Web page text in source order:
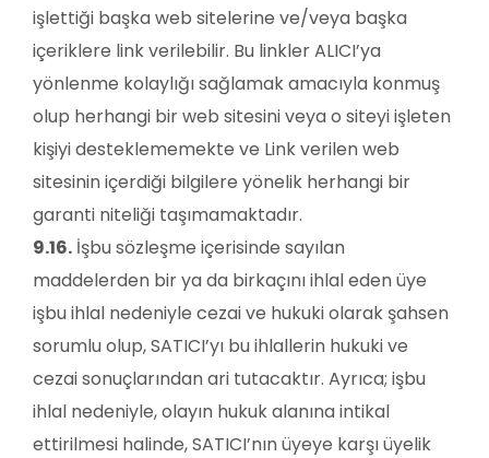
işlettiği başka web sitelerine ve/veya başka
içeriklere link verilebilir. Bu linkler ALICI’ya
yönlenme kolaylığı sağlamak amacıyla konmuş
olup herhangi bir web sitesini veya o siteyi işleten
kişiyi desteklememekte ve Link verilen web
sitesinin içerdiği bilgilere yönelik herhangi bir
garanti niteliği taşımamaktadır.
9.16. İşbu sözleşme içerisinde sayılan
maddelerden bir ya da birkaçını ihlal eden üye
işbu ihlal nedeniyle cezai ve hukuki olarak şahsen
sorumlu olup, SATICI’yı bu ihlallerin hukuki ve
cezai sonuçlarından ari tutacaktır. Ayrıca; işbu
ihlal nedeniyle, olayın hukuk alanına intikal
ettirilmesi halinde, SATICI’nın üyeye karşı üyelik